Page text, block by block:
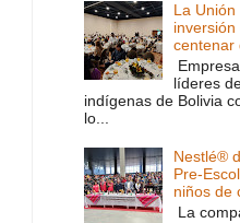
La
centenar
líderes
indígenas de Bolivia
lo...
Nestlé®
Pre-
niños de
La